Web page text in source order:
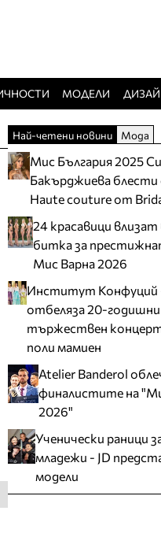
парола
Регистрация
на фирма
Защо да се регистрирам
МОДЕЛИ
Най-четени новини Мода
Мис България 2025
Бакърджиева
Haute couture от
24 красавици
битка за
Мис Варна 2026
Институт Конфуций
отбеляза 20-
тържествен
поли мамиен
Atelier Banderol
финалистите на
2026"
Ученически раници
младежи - JD
модели